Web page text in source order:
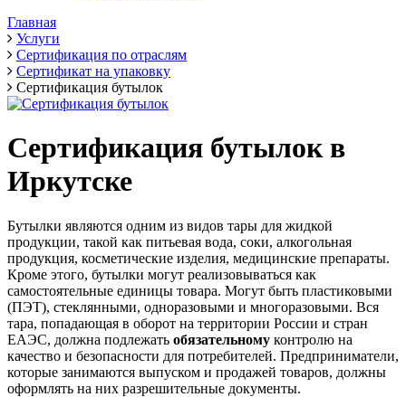
Главная
Услуги
Сертификация по отраслям
Сертификат на упаковку
Сертификация бутылок
Сертификация бутылок в
Иркутске
Бутылки являются одним из видов тары для жидкой
продукции, такой как питьевая вода, соки, алкогольная
продукция, косметические изделия, медицинские препараты.
Кроме этого, бутылки могут реализовываться как
самостоятельные единицы товара. Могут быть пластиковыми
(ПЭТ), стеклянными, одноразовыми и многоразовыми. Вся
тара, попадающая в оборот на территории России и стран
ЕАЭС, должна подлежать обязательному контролю на
качество и безопасности для потребителей. Предприниматели,
которые занимаются выпуском и продажей товаров, должны
оформлять на них разрешительные документы.